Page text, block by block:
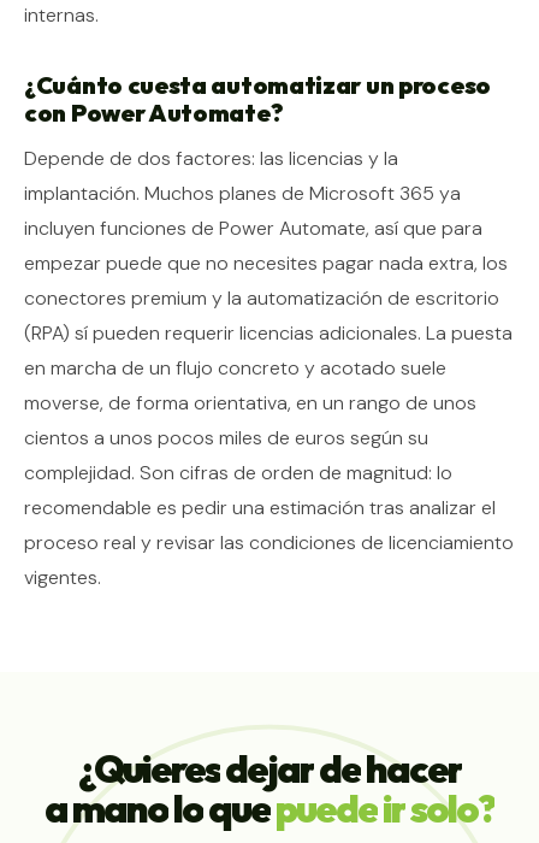
internas.
¿Cuánto cuesta automatizar un proceso
con Power Automate?
Depende de dos factores: las licencias y la
implantación. Muchos planes de Microsoft 365 ya
incluyen funciones de Power Automate, así que para
empezar puede que no necesites pagar nada extra, los
conectores premium y la automatización de escritorio
(RPA) sí pueden requerir licencias adicionales. La puesta
en marcha de un flujo concreto y acotado suele
moverse, de forma orientativa, en un rango de unos
cientos a unos pocos miles de euros según su
complejidad. Son cifras de orden de magnitud: lo
recomendable es pedir una estimación tras analizar el
proceso real y revisar las condiciones de licenciamiento
vigentes.
¿Quieresdejardehacer
amanoloquepuedeirsolo?